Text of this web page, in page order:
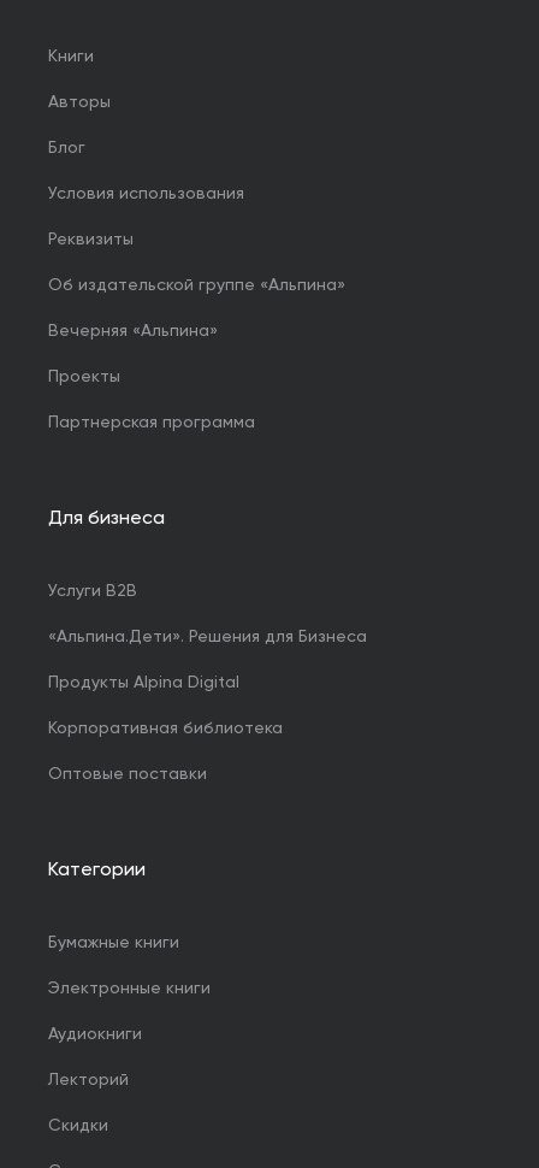
Книги
Авторы
Блог
Условия использования
Реквизиты
Об издательской группе «Альпина»
Вечерняя «Альпина»
Проекты
Партнерская программа
Для бизнеса
Услуги B2B
«Альпина.Дети». Решения для Бизнеса
Продукты Alpina Digital
Корпоративная библиотека
Оптовые поставки
Категории
Бумажные книги
Электронные книги
Аудиокниги
Лекторий
Скидки